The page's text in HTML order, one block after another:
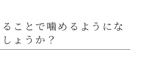
ことで噛めるようにな
ょうか？